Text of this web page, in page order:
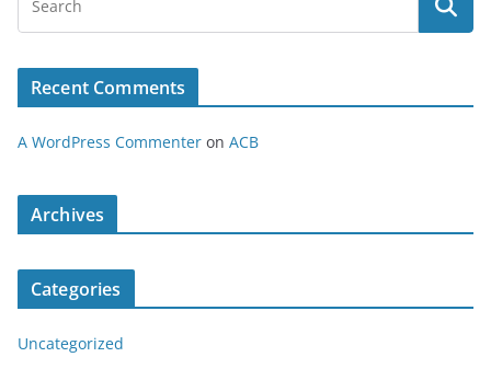
Recent Comments
A WordPress Commenter on ACB
Archives
Categories
Uncategorized